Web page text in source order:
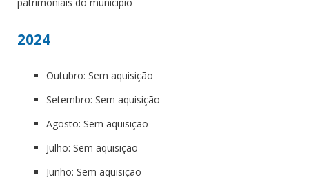
2024
Outubro: Sem aquisição
Setembro: Sem aquisição
Agosto: Sem aquisição
Julho: Sem aquisição
Junho: Sem aquisição